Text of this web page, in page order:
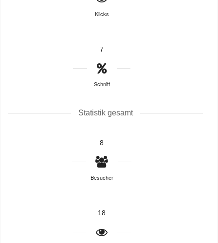
Klicks
7
Schnitt
Statistik gesamt
8
Besucher
18